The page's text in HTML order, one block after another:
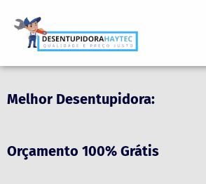
Melhor Desentupidora:
Orçamento 100% Grátis